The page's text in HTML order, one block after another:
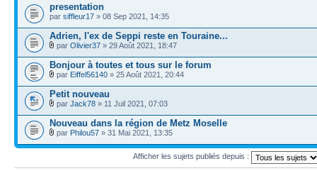
presentation
par siffleur17 » 08 Sep 2021, 14:35
Adrien, l'ex de Seppi reste en Touraine...
par Olivier37 » 29 Août 2021, 18:47
Bonjour à toutes et tous sur le forum
par Eiffel56140 » 25 Août 2021, 20:44
Petit nouveau
par Jack78 » 11 Juil 2021, 07:03
Nouveau dans la région de Metz Moselle
par Philou57 » 31 Mai 2021, 13:35
Afficher les sujets publiés depuis :